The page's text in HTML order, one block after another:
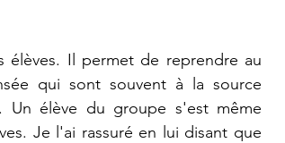
élèves. Il permet de reprendre au
qui sont souvent à la source
Un élève du groupe s'est même
Je l'ai rassuré en lui disant que